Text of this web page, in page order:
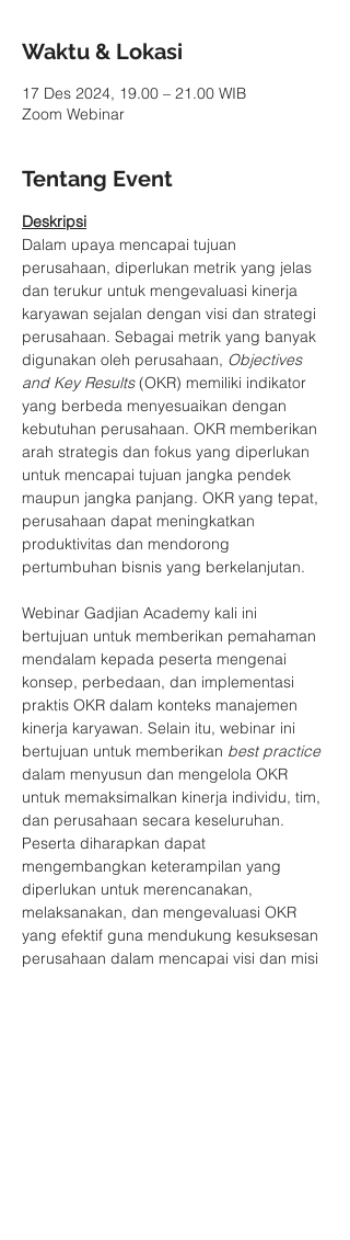
Waktu & Lokasi
17 Des 2024, 19.00 – 21.00 WIB
Zoom Webinar
Tentang Event
Deskripsi
Dalam upaya mencapai tujuan
perusahaan, diperlukan metrik yang jelas
dan terukur untuk mengevaluasi kinerja
karyawan sejalan dengan visi dan strategi
perusahaan. Sebagai metrik yang banyak
digunakan oleh perusahaan, Objectives
and Key Results (OKR) memiliki indikator
yang berbeda menyesuaikan dengan
kebutuhan perusahaan. OKR memberikan
arah strategis dan fokus yang diperlukan
untuk mencapai tujuan jangka pendek
maupun jangka panjang. OKR yang tepat,
perusahaan dapat meningkatkan
produktivitas dan mendorong
pertumbuhan bisnis yang berkelanjutan.
Webinar Gadjian Academy kali ini
bertujuan untuk memberikan pemahaman
mendalam kepada peserta mengenai
konsep, perbedaan, dan implementasi
praktis OKR dalam konteks manajemen
kinerja karyawan. Selain itu, webinar ini
bertujuan untuk memberikan best practice
dalam menyusun dan mengelola OKR
untuk memaksimalkan kinerja individu, tim,
dan perusahaan secara keseluruhan.
Peserta diharapkan dapat
mengembangkan keterampilan yang
diperlukan untuk merencanakan,
melaksanakan, dan mengevaluasi OKR
yang efektif guna mendukung kesuksesan
perusahaan dalam mencapai visi dan misi